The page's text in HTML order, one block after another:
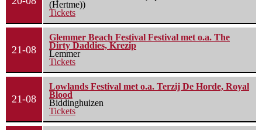
(Hertme))
Tickets
21-08
Glemmer Beach Festival Festival met o.a. The
Dirty Daddies, Krezip
Lemmer
Tickets
21-08
Lowlands Festival met o.a. Terzij De Horde, Royal
Blood
Biddinghuizen
Tickets